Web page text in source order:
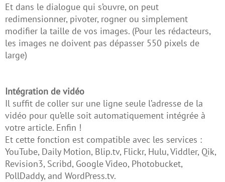
Et dans le dialogue qui s’ouvre, on peut
redimensionner, pivoter, rogner ou simplement
modifier la taille de vos images. (Pour les rédacteurs,
les images ne doivent pas dépasser 550 pixels de
large)
Intégration de vidéo
Il suffit de coller sur une ligne seule l’adresse de la
vidéo pour qu’elle soit automatiquement intégrée à
votre article. Enfin !
Et cette fonction est compatible avec les services :
YouTube, Daily Motion, Blip.tv, Flickr, Hulu, Viddler, Qik,
Revision3, Scribd, Google Video, Photobucket,
PollDaddy, and WordPress.tv.